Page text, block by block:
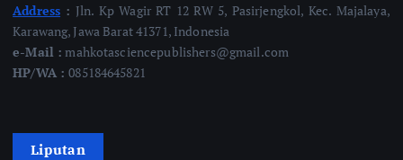
Address : Jln. Kp Wagir RT 12 RW 5, Pasirjengkol, Kec. Majalaya,
Karawang, Jawa Barat 41371, Indonesia
e-Mail : mahkotasciencepublishers@gmail.com
HP/WA :085184645821
Liputan